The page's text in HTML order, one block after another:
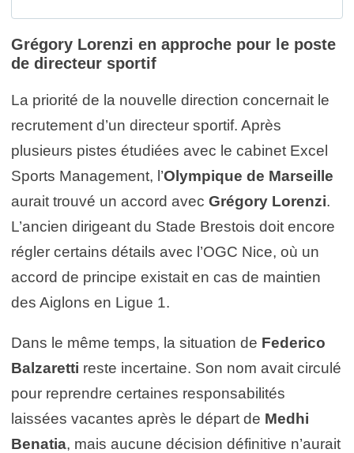
Grégory Lorenzi en approche pour le poste
de directeur sportif
La priorité de la nouvelle direction concernait le
recrutement d’un directeur sportif. Après
plusieurs pistes étudiées avec le cabinet Excel
Sports Management, l’Olympique de Marseille
aurait trouvé un accord avec Grégory Lorenzi.
L’ancien dirigeant du Stade Brestois doit encore
régler certains détails avec l’OGC Nice, où un
accord de principe existait en cas de maintien
des Aiglons en Ligue 1.
Dans le même temps, la situation de Federico
Balzaretti reste incertaine. Son nom avait circulé
pour reprendre certaines responsabilités
laissées vacantes après le départ de Medhi
Benatia, mais aucune décision définitive n’aurait